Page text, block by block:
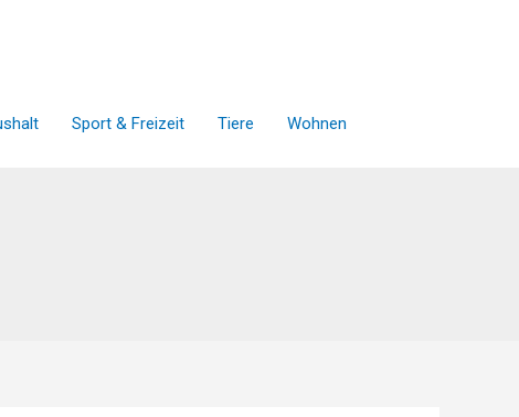
Sport & Freizeit Tiere Wohnen